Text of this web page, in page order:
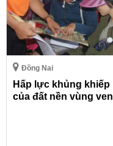
Đồng Nai
Hấp lực khủng khiếp
của đất nền vùng ven